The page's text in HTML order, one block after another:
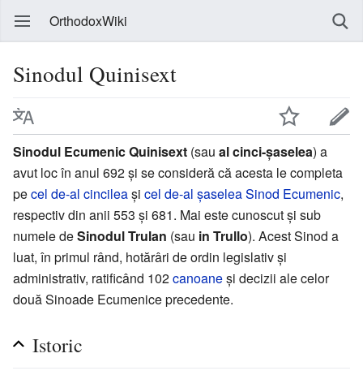
OrthodoxWiki
Sinodul Quinisext
Sinodul Ecumenic Quinisext (sau al cinci-șaselea) a
avut loc în anul 692 și se consideră că acesta le completa
pecel de-al cincileași cel de-al șaseleaSinod Ecumenic,
respectiv din anii 553 și 681. Mai este cunoscut și sub
numele deSinodul Trulan (sau in Trullo). Acest Sinod a
luat, în primul rând, hotărâri de ordin legislativ și
administrativ, ratificând 102canoaneși decizii ale celor
două Sinoade Ecumenice precedente.
Istoric